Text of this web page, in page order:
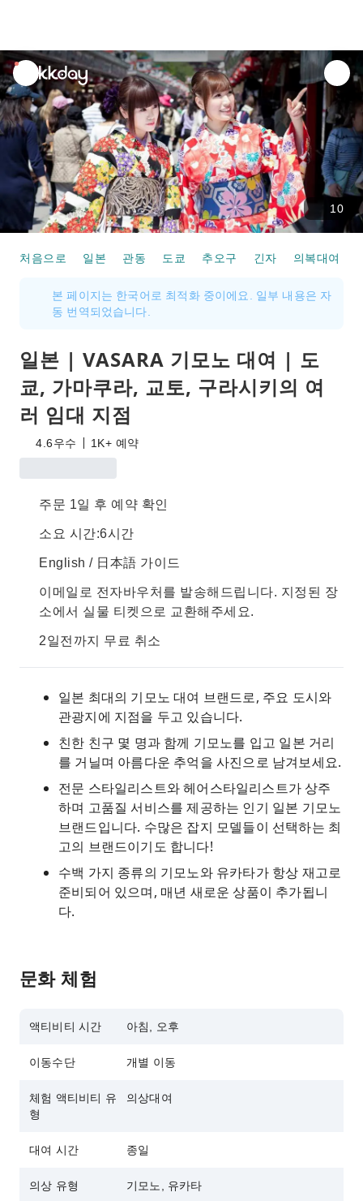
unread
notifications
10
처음으로 일본 관동 도쿄 추오구 긴자 의복대여
본 페이지는 한국어로 최적화 중이에요. 일부 내용은 자
동 번역되었습니다.
일본 | VASARA 기모노 대여 | 도
쿄, 가마쿠라, 교토, 구라시키의 여
러 임대 지점
4.6우수 1K+ 예약
주문 1일 후 예약 확인
소요 시간:6시간
English / 日本語 가이드
이메일로 전자바우처를 발송해드립니다. 지정된 장
소에서 실물 티켓으로 교환해주세요.
2일전까지 무료 취소
일본 최대의 기모노 대여 브랜드로, 주요 도시와
관광지에 지점을 두고 있습니다.
친한 친구 몇 명과 함께 기모노를 입고 일본 거리
를 거닐며 아름다운 추억을 사진으로 남겨보세요.
전문 스타일리스트와 헤어스타일리스트가 상주
하며 고품질 서비스를 제공하는 인기 일본 기모노
브랜드입니다. 수많은 잡지 모델들이 선택하는 최
고의 브랜드이기도 합니다!
수백 가지 종류의 기모노와 유카타가 항상 재고로
준비되어 있으며, 매년 새로운 상품이 추가됩니
다.
문화 체험
액티비티 시간 아침, 오후
이동수단 개별 이동
체험 액티비티 유
형
의상대여
대여 시간 종일
의상 유형 기모노, 유카타